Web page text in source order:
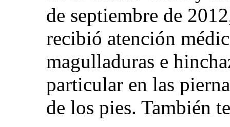
de septiembre de
recibió atención
magulladuras e
particular en las
de los pies. También